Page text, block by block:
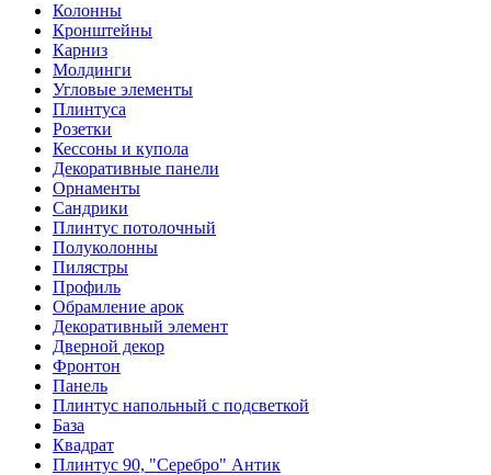
Колонны
Кронштейны
Карниз
Молдинги
Угловые элементы
Плинтуса
Розетки
Кессоны и купола
Декоративные панели
Орнаменты
Сандрики
Плинтус потолочный
Полуколонны
Пилястры
Профиль
Обрамление арок
Декоративный элемент
Дверной декор
Фронтон
Панель
Плинтус напольный с подсветкой
База
Квадрат
Плинтус 90, "Серебро" Антик